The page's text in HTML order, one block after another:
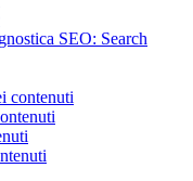
SEO: Search
contenuti